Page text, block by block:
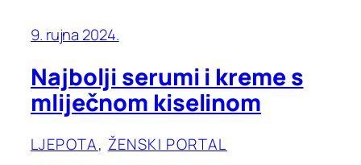
9. rujna 2024.
Najbolji serumi i kreme s
mliječnom kiselinom
LJEPOTA, ŽENSKI PORTAL